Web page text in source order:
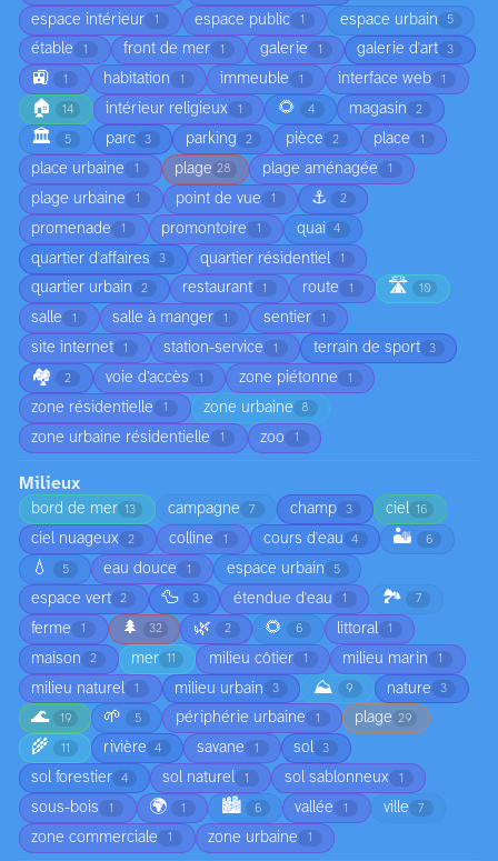
espace intérieur 1 espace public 1 espace urbain 5
étable 1 front de mer 1 galerie 1 galerie d'art 3
🚉 1 habitation 1 immeuble 1 interface web 1
🏠 14 intérieur religieux 1 🌻 4 magasin 2
🏛️ 5 parc 3 parking 2 pièce 2 place 1
place urbaine 1 plage 28 plage aménagée 1
plage urbaine 1 point de vue 1 ⚓ 2
promenade 1 promontoire 1 quai 4
quartier d'affaires 3 quartier résidentiel 1
quartier urbain 2 restaurant 1 route 1 🛣️ 10
salle 1 salle à manger 1 sentier 1
site internet 1 station-service 1 terrain de sport 3
🏘️ 2 voie d’accès 1 zone piétonne 1
zone résidentielle 1 zone urbaine 8
zone urbaine résidentielle 1 zoo 1
Milieux
bord de mer 13 campagne 7 champ 3 ciel 16
ciel nuageux 2 colline 1 cours d'eau 4 🏜️ 6
💧 5 eau douce 1 espace urbain 5
espace vert 2 🦆 3 étendue d'eau 1 🏞️ 7
ferme 1 🌲 32 🌿 2 🌻 6 littoral 1
maison 2 mer 11 milieu côtier 1 milieu marin 1
milieu naturel 1 milieu urbain 3 ⛰️ 9 nature 3
🌊 19 🌱 5 périphérie urbaine 1 plage 29
🌾 11 rivière 4 savane 1 sol 3
sol forestier 4 sol naturel 1 sol sablonneux 1
sous-bois 1 🌍 1 🏙️ 6 vallée 1 ville 7
zone commerciale 1 zone urbaine 1